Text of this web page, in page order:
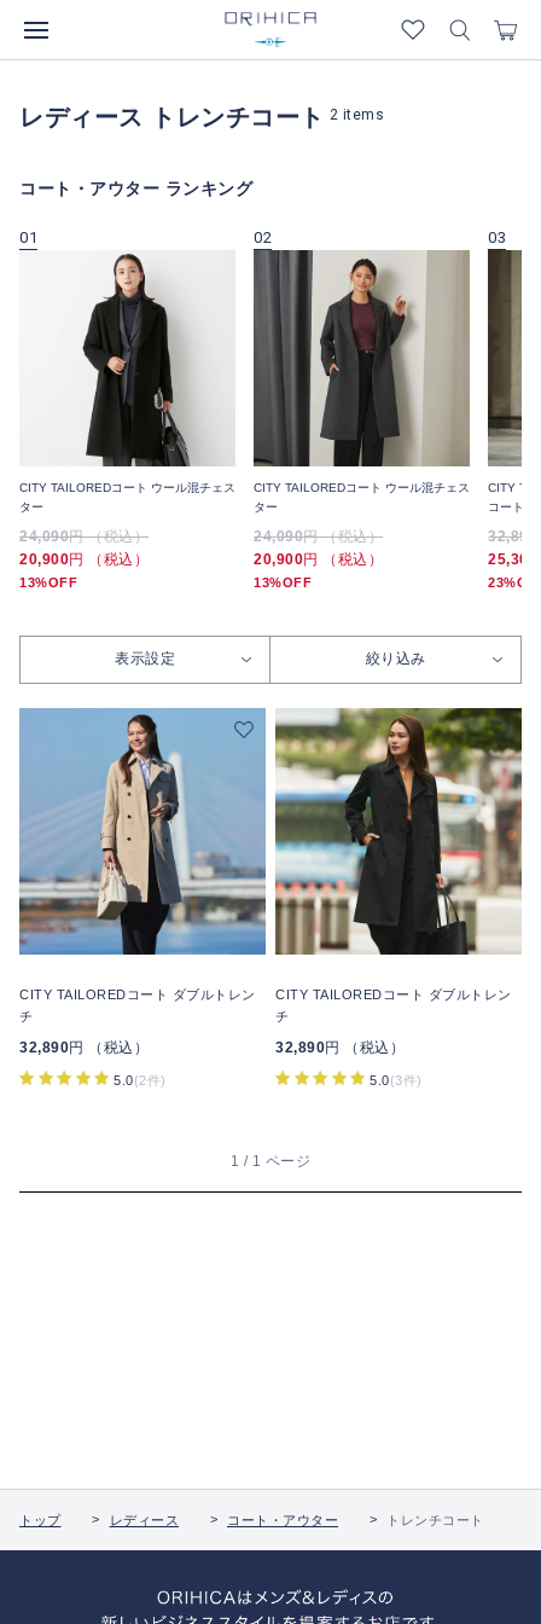
レディース トレンチコート 2 items
コート・アウター ランキング
01
CITY TAILOREDコート ウール混チェス
ター
24,090円 （税込）
20,900円 （税込）
13%OFF
02
CITY TAILOREDコート ウール混チェス
ター
24,090円 （税込）
20,900円 （税込）
13%OFF
03
CITY
コート
32,890
25,300
表示設定 絞り込み
CITY TAILOREDコート ダブルトレン
チ
32,890円 （税込）
5.0(2件)
CITY TAILOREDコート ダブルトレン
チ
32,890円 （税込）
5.0(3件)
1 / 1 ページ
トップ レディース コート・アウター トレンチコート